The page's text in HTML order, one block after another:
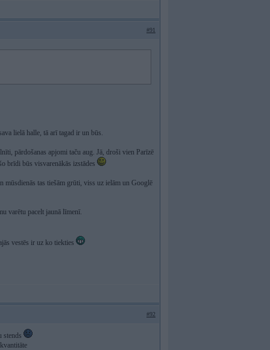
#91
lielā halle, tā arī tagad ir un būs.
pārdošanas apjomi taču aug. Jā, droši vien Parīzē
brīdi būs visvarenākās izstādes
mūsdienās tas tiešām grūti, viss uz ielām un Googlē
varētu pacelt jaunā līmenī.
vestēs ir uz ko tiekties
#92
stends